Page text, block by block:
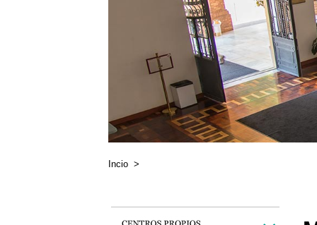
Incio >